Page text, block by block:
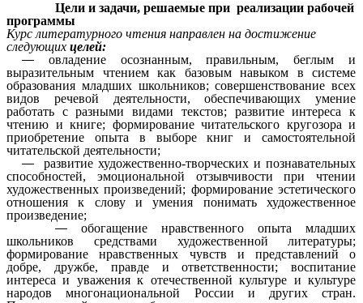
Цели и задачи, решаемые при реализации рабочей
программы
Курс литературного чтения направлен на достижение
следующих целей:
овладение осознанным, правильным, беглым и
выразительным чтением как базовым навыком в системе
образования младших школьников; совершенствование всех
видов речевой деятельности, обеспечивающих умение
работать с разными видами текстов; развитие интереса к
чтению и книге; формирование читательского кругозора и
приобретение опыта в выборе книг и самостоятельной
читательской деятельности;
развитие художественно-творческих и познавательных
способностей, эмоциональной отзывчивости при чтении
художественных произведений; формирование эстетического
отношения к слову и умения понимать художественное
произведение;
обогащение нравственного опыта младших
школьников средствами художественной литературы;
формирование нравственных чувств и представлений о
добре, дружбе, правде и ответственности; воспитание
интереса и уважения к отечественной культуре и культуре
народов многонациональной России и других стран.